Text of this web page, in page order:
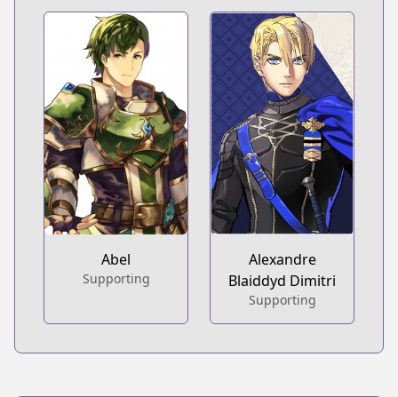
Abel
Supporting
Alexandre
Blaiddyd Dimitri
Supporting